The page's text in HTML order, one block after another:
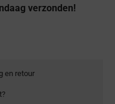
verzonden!
en retour